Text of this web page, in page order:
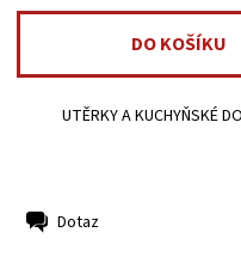
UTĚRKY A KUCHYŇSKÉ
Dotaz